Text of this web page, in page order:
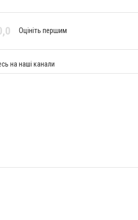
Оцініть першим
на наші канали